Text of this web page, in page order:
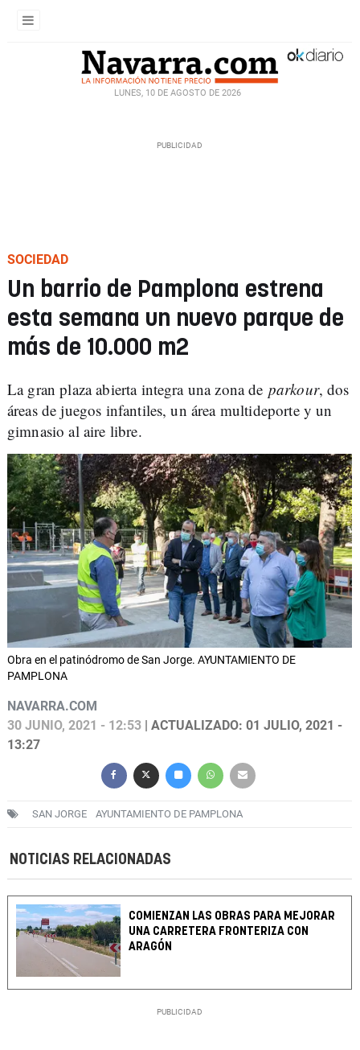
LUNES, 10 DE AGOSTO DE 2026
SOCIEDAD
Un barrio de Pamplona estrena
esta semana un nuevo parque de
más de 10.000 m2
La gran plaza abierta integra una zona de parkour, dos
áreas de juegos infantiles, un área multideporte y un
gimnasio al aire libre.
Obra en el patinódromo de San Jorge. AYUNTAMIENTO DE
PAMPLONA
NAVARRA.COM
30 JUNIO, 2021 - 12:53 | ACTUALIZADO: 01 JULIO, 2021 -
13:27
SAN JORGE AYUNTAMIENTO DE PAMPLONA
NOTICIAS RELACIONADAS
COMIENZAN LAS OBRAS PARA MEJORAR
UNA CARRETERA FRONTERIZA CON
ARAGÓN